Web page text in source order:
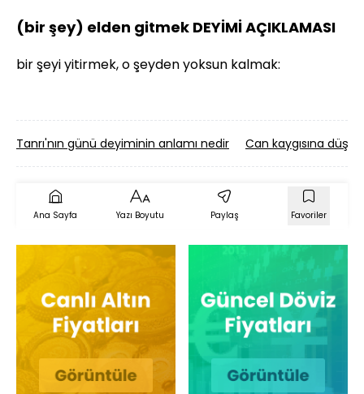
(bir şey) elden gitmek DEYİMİ AÇIKLAMASI
bir şeyi yitirmek, o şeyden yoksun kalmak:
Tanrı'nın günü deyiminin anlamı nedir Can kaygısına
Ana Sayfa Yazı Boyutu Paylaş Favoriler